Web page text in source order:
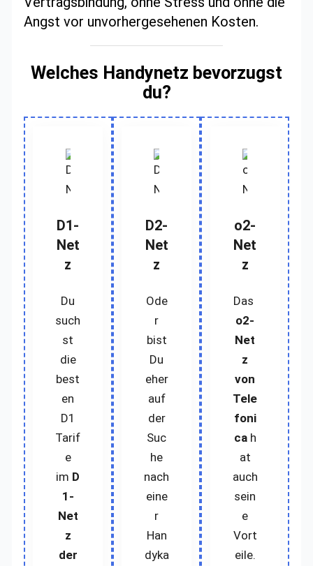
Angst vor unvorhergesehenen Kosten.
Welches Handynetz bevorzugst
du?
D1-
Net
z
Du
such
st
die
best
en
D1
Tarif
e
im D
1-
Net
z
der
D2-
Net
z
Ode
r
bist
Du
eher
auf
der
Suc
he
nach
eine
r
Han
dyka
o2-
Net
z
Das
o2-
Net
z
von
Tele
foni
cah
at
auch
sein
e
Vort
eile.